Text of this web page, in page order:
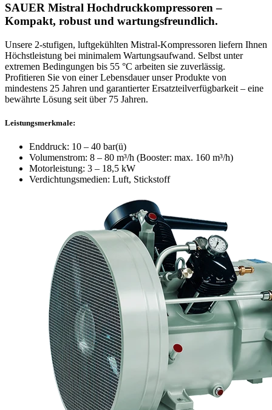
SAUER Mistral Hochdruckkompressoren –
Kompakt, robust und wartungsfreundlich.
Unsere 2-stufigen, luftgekühlten Mistral-Kompressoren liefern Ihnen
Höchstleistung bei minimalem Wartungsaufwand. Selbst unter
extremen Bedingungen bis 55 °C arbeiten sie zuverlässig.
Profitieren Sie von einer Lebensdauer unser Produkte von
mindestens 25 Jahren und garantierter Ersatzteilverfügbarkeit – eine
bewährte Lösung seit über 75 Jahren.
Leistungsmerkmale:
Enddruck: 10 – 40 bar(ü)
Volumenstrom: 8 – 80 m³/h (Booster: max. 160 m³/h)
Motorleistung: 3 – 18,5 kW
Verdichtungsmedien: Luft, Stickstoff